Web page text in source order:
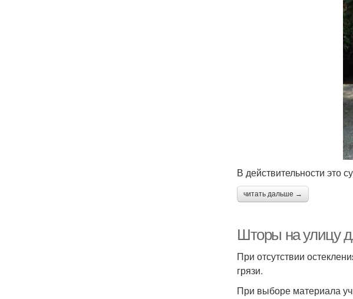
В действительности это
читать дальше →
Шторы на улицу
При отсутствии
грязи.
При выборе материала